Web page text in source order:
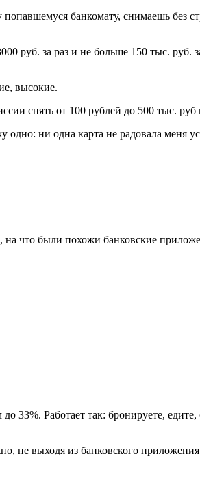
банкомату, снимаешь без
руб. за раз и не больше 150 тыс. руб.
высокие.
снять от 100 рублей до 500 тыс. руб
ни одна карта не радовала меня
что были похожи банковские
33%. Работает так: бронируете,
не выходя из банковского